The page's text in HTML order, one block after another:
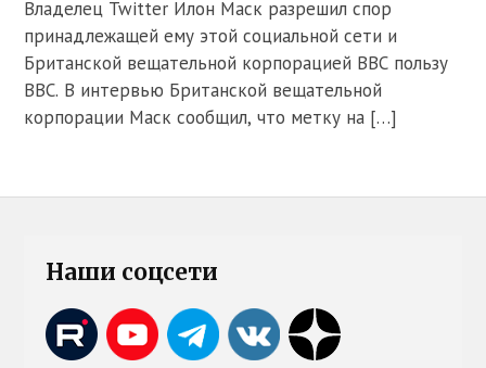
Владелец Twitter Илон Маск разрешил спор
принадлежащей ему этой социальной сети и
Британской вещательной корпорацией BBC пользу
BBC. В интервью Британской вещательной
корпорации Маск сообщил, что метку на […]
Наши соцсети